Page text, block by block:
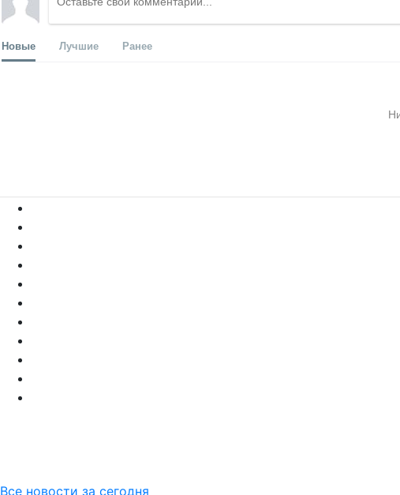
Новые Лучшие Ранее
Все новости за сегодня